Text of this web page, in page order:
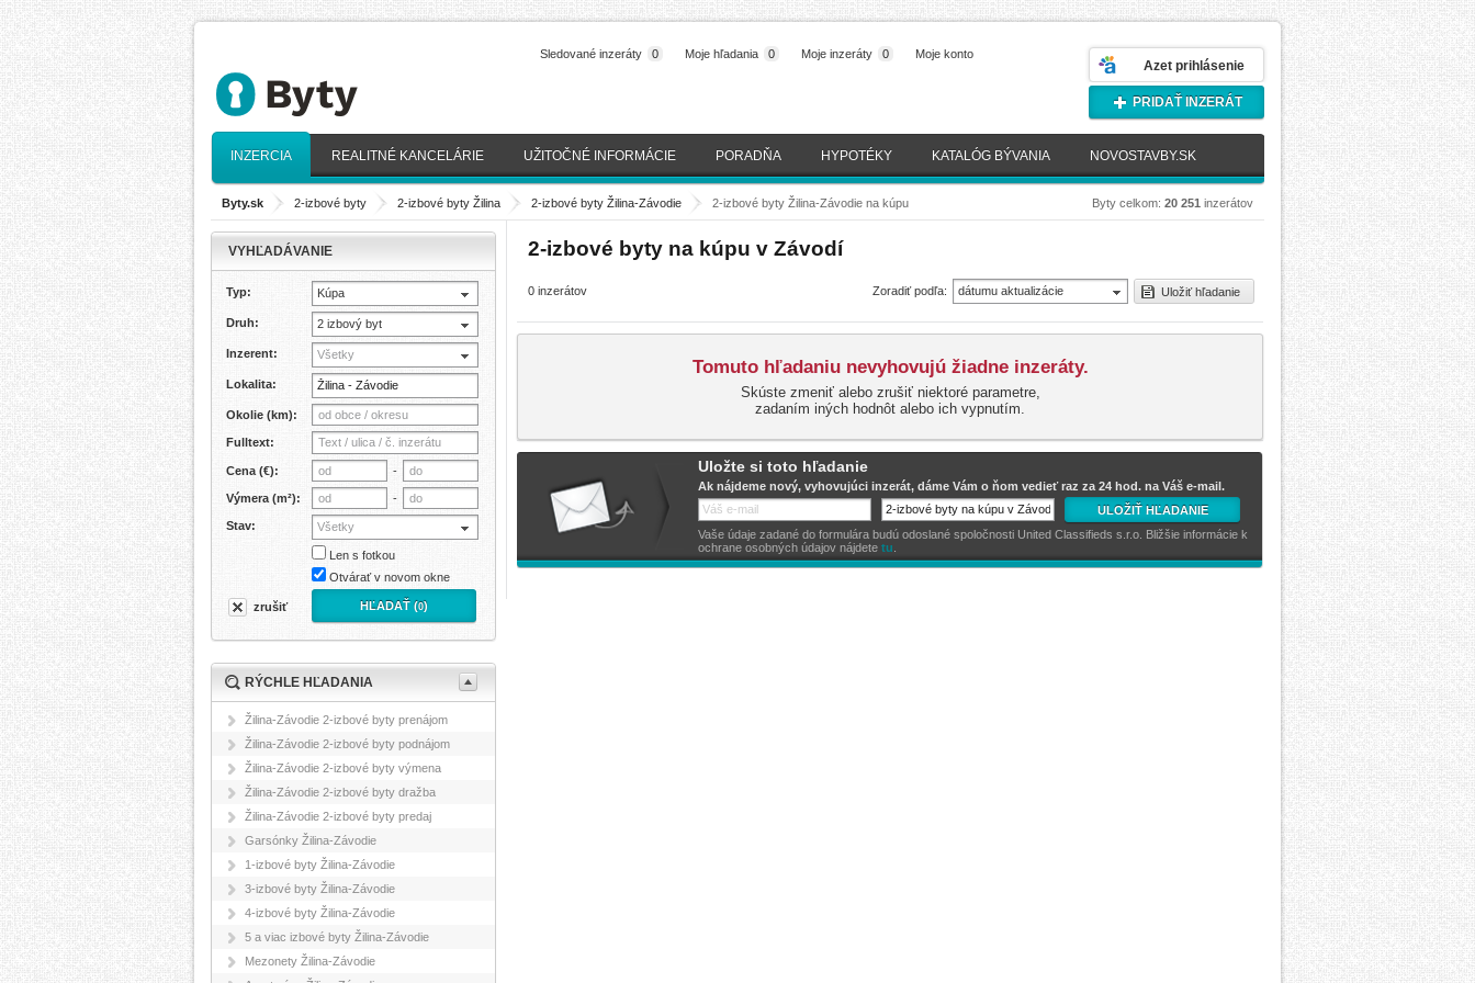
Azet prihlásenie
Moje konto
Moje inzeráty 0
Moje hľadania 0
Sledované inzeráty 0
PRIDAŤ INZERÁT
INZERCIA REALITNÉ KANCELÁRIE UŽITOČNÉ INFORMÁCIE PORADŇA HYPOTÉKY KATALÓG BÝVANIA NOVOSTAVBY.SK
Byty.sk > 2-izbové byty > 2-izbové byty Žilina > 2-izbové byty Žilina-Závodie > 2-izbové byty Žilina-Závodie na kúpu Byty celkom: 20 251 inzerátov
2-izbové byty na kúpu v Závodí
0 inzerátov Zoradiť podľa:
dátumu aktualizácie
Uložiť hľadanie
Tomuto hľadaniu nevyhovujú žiadne inzeráty.
Skúste zmeniť alebo zrušiť niektoré parametre,
zadaním iných hodnôt alebo ich vypnutím.
Uložte si toto hľadanie
Ak nájdeme nový, vyhovujúci inzerát, dáme Vám o ňom vedieť raz za 24 hod. na Váš e-mail.
ULOŽIŤ HĽADANIE
Vaše údaje zadané do formulára budú odoslané spoločnosti United Classifieds s.r.o. Bližšie informácie k
ochrane osobných údajov nájdete tu
VYHĽADÁVANIE
Typ: Kúpa
Druh: 2 izbový byt
Inzerent: Všetky
Lokalita:
Okolie (km):
Fulltext:
Cena (€): -
Výmera (m²): -
Stav: Všetky
Len s fotkou
Otvárať v novom okne
zrušiť HĽADAŤ (0)
RÝCHLE HĽADANIA
Žilina-Závodie 2-izbové byty prenájom
Žilina-Závodie 2-izbové byty podnájom
Žilina-Závodie 2-izbové byty výmena
Žilina-Závodie 2-izbové byty dražba
Žilina-Závodie 2-izbové byty predaj
Garsónky Žilina-Závodie
1-izbové byty Žilina-Závodie
3-izbové byty Žilina-Závodie
4-izbové byty Žilina-Závodie
5 a viac izbové byty Žilina-Závodie
Mezonety Žilina-Závodie